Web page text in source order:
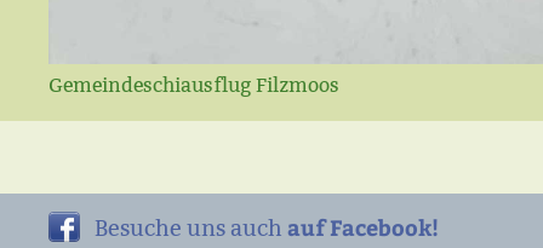
Gemeindeschiausflug Filzmoos
Besuche uns auch auf Facebook!